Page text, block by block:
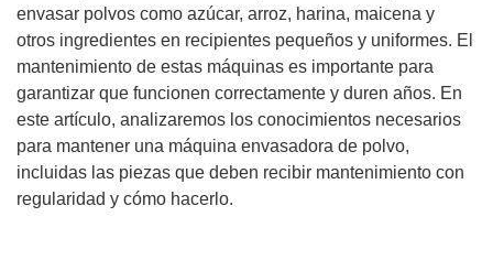
envasar polvos como azúcar, arroz, harina, maicena y
otros ingredientes en recipientes pequeños y uniformes. El
mantenimiento de estas máquinas es importante para
garantizar que funcionen correctamente y duren años. En
este artículo, analizaremos los conocimientos necesarios
para mantener una máquina envasadora de polvo,
incluidas las piezas que deben recibir mantenimiento con
regularidad y cómo hacerlo.